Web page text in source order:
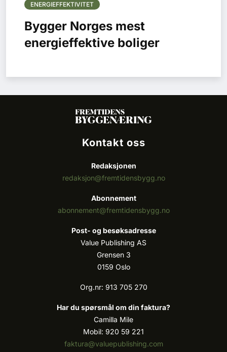
ENERGIEFFEKTIVITET
Bygger Norges mest
energieffektive boliger
Kontakt oss
Redaksjonen
redaksjon@fremtidensbygg.no
Abonnement
abonnement@fremtidensbygg.no
Post- og besøksadresse
Value Publishing AS
Grensen 3
0159 Oslo
Org.nr: 913 705 270
Har du spørsmål om din faktura?
Camilla Mile
Mobil: 920 59 221
faktura@valuepublishing.com